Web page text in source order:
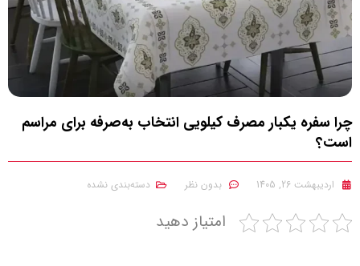
چرا سفره یکبار مصرف کیلویی انتخاب به‌صرفه برای مراسم
است؟
اردیبهشت 26, 1405 بدون نظر دسته‌بندی نشده
امتیاز دهید